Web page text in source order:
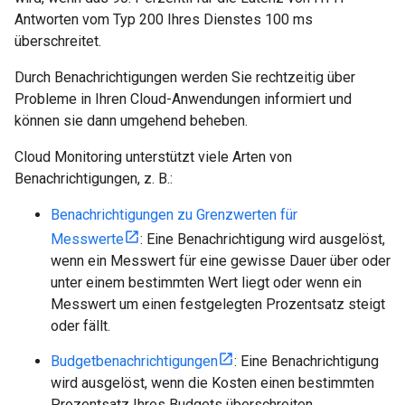
Antworten vom Typ 200 Ihres Dienstes 100 ms
überschreitet.
Durch Benachrichtigungen werden Sie rechtzeitig über
Probleme in Ihren Cloud-Anwendungen informiert und
können sie dann umgehend beheben.
Cloud Monitoring unterstützt viele Arten von
Benachrichtigungen, z. B.:
Benachrichtigungen zu Grenzwerten für
Messwerte
: Eine Benachrichtigung wird ausgelöst,
wenn ein Messwert für eine gewisse Dauer über oder
unter einem bestimmten Wert liegt oder wenn ein
Messwert um einen festgelegten Prozentsatz steigt
oder fällt.
Budgetbenachrichtigungen
: Eine Benachrichtigung
wird ausgelöst, wenn die Kosten einen bestimmten